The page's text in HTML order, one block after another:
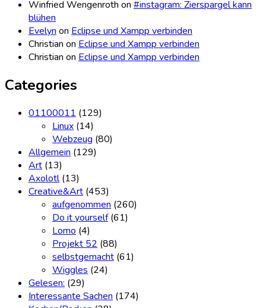
Winfried Wengenroth on #instagram: Zierspargel kann
blühen
Evelyn on Eclipse und Xampp verbinden
Christian on Eclipse und Xampp verbinden
Christian on Eclipse und Xampp verbinden
Categories
01100011 (129)
Linux (14)
Webzeug (80)
Allgemein (129)
Art (13)
Axolotl(13)
Creative&Art (453)
aufgenommen (260)
Do it yourself(61)
Lomo (4)
Projekt 52 (88)
selbstgemacht (61)
Wiggles (24)
Gelesen: (29)
Interessante Sachen (174)